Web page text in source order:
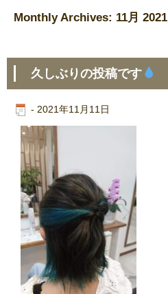
Monthly Archives: 11月 2021
久しぶりの投稿です
- 2021年11月11日